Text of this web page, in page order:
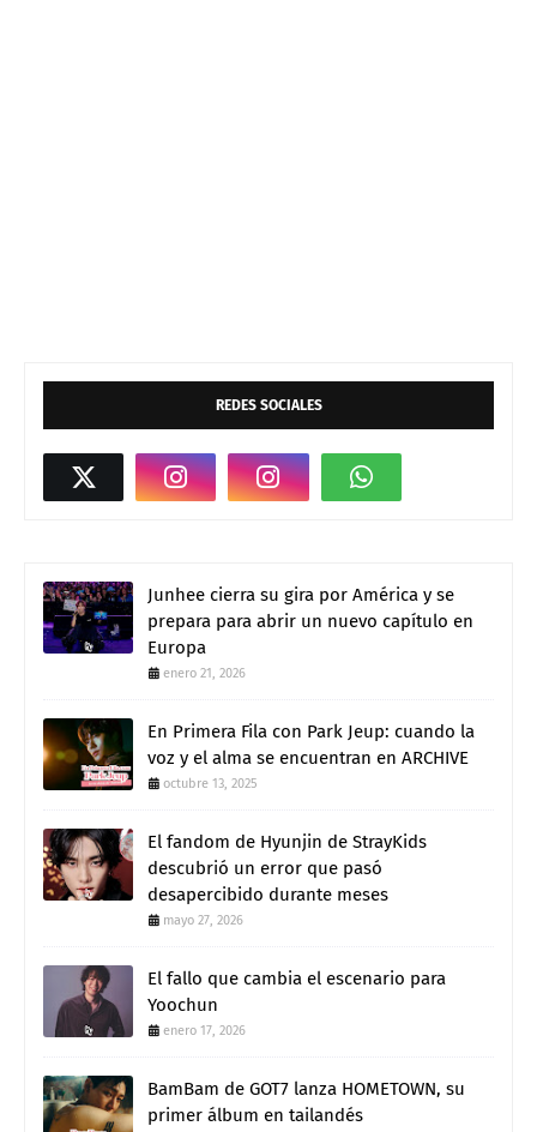
REDES SOCIALES
Junhee cierra su gira por América y se
prepara para abrir un nuevo capítulo en
Europa
enero 21, 2026
En Primera Fila con Park Jeup: cuando la
voz y el alma se encuentran en ARCHIVE
octubre 13, 2025
El fandom de Hyunjin de StrayKids
descubrió un error que pasó
desapercibido durante meses
mayo 27, 2026
El fallo que cambia el escenario para
Yoochun
enero 17, 2026
BamBam de GOT7 lanza HOMETOWN, su
primer álbum en tailandés